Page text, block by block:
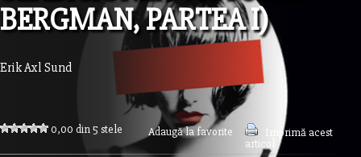
BERGMAN, PARTEA I)
Erik Axl Sund
0,00 din 5 stele Adaugă la favorite
Imprimă acest
articol